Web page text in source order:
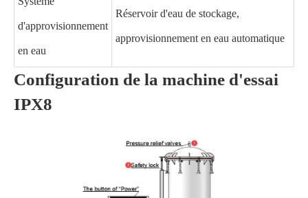
d'approvisionnement
en eau
Réservoir d'eau de stockage,
approvisionnement en eau automatique
Configuration de la machine d'essai
IPX8